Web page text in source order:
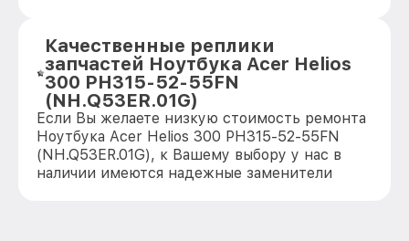
Качественные реплики
запчастей Ноутбука Acer Helios
300 PH315-52-55FN
(NH.Q53ER.01G)
Если Вы желаете низкую стоимость ремонта
Ноутбука Acer Helios 300 PH315-52-55FN
(NH.Q53ER.01G), к Вашему выбору у нас в
наличии имеются надежные заменители